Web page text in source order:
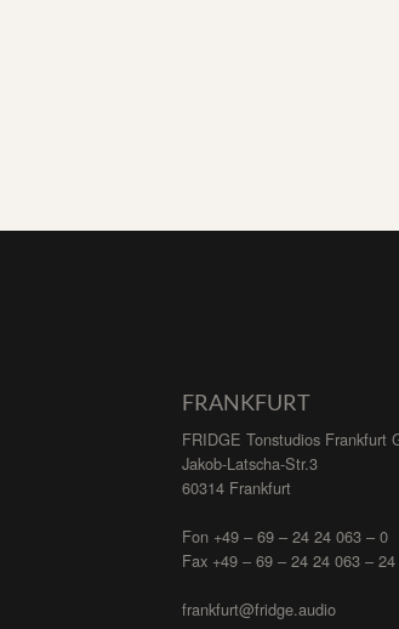
FRANKFURT
FRIDGE Tonstudios Frankfurt
Jakob-Latscha-Str.3
60314 Frankfurt
Fon +49 – 69 – 24 24 063 – 0
Fax +49 – 69 – 24 24 063 – 24
frankfurt@fridge.audio